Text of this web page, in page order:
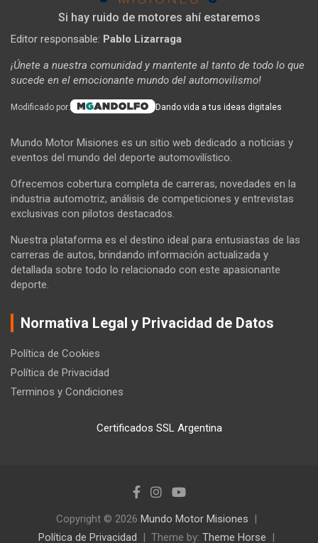
Si hay ruido de motores ahí estaremos
Editor responsable: Pablo Lizarraga
¡Únete a nuestra comunidad y mantente al tanto de todo lo que
sucede en el emocionante mundo del automovilismo!
Modificado por: Dando vida a tus ideas digitales
Mundo Motor Misiones es un sitio web dedicado a noticias y
eventos del mundo del deporte automovilístico.
Ofrecemos cobertura completa de carreras, novedades en la
industria automotriz, análisis de competiciones y entrevistas
exclusivas con pilotos destacados.
Nuestra plataforma es el destino ideal para entusiastas de las
carreras de autos, brindando información actualizada y
detallada sobre todo lo relacionado con este apasionante
deporte.
Normativa Legal y Privacidad de Datos
Política de Cookies
Política de Privacidad
Terminos y Condiciones
Certificados SSL Argentina
Copyright © 2026 Mundo Motor Misiones
Política de Privacidad
Theme by: Theme Horse